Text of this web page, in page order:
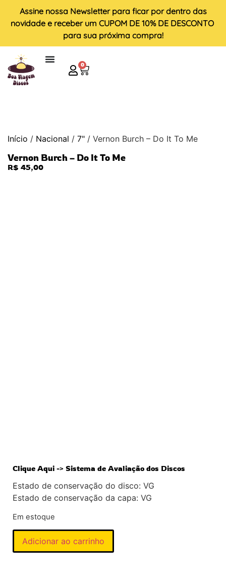
Assine nossa Newsletter para ficar por dentro das
novidade e receber um CUPOM DE 10% DE DESCONTO
para sua próxima compra!
0
Início / Nacional / 7" / Vernon Burch – Do It To Me
Vernon Burch – Do It To Me
R$ 45,00
Clique Aqui -> Sistema de Avaliação dos Discos
Estado de conservação do disco: VG
Estado de conservação da capa: VG
Em estoque
Adicionar ao carrinho